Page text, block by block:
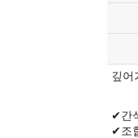
깊어
✔간
✔조